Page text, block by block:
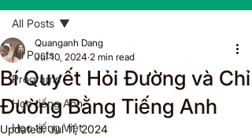
All Posts
Programs
Học tiếng Anh
Học tiếng Việt
All Posts
Bí Quyết Hỏi Đường và Chỉ
Đường Bằng Tiếng Anh
Quanganh Dang
Jul 10, 2024 2 min read
Updated:Jul 11, 2024